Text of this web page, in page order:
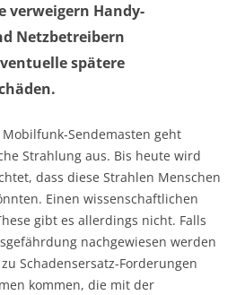
verweigern Handy-
Netzbetreibern
spätere
Sendemasten geht
Strahlung aus. Bis heute wird
dass diese Strahlen Menschen
Einen wissenschaftlichen
gibt es allerdings nicht. Falls
nachgewiesen werden
Schadensersatz-Forderungen
kommen, die mit der